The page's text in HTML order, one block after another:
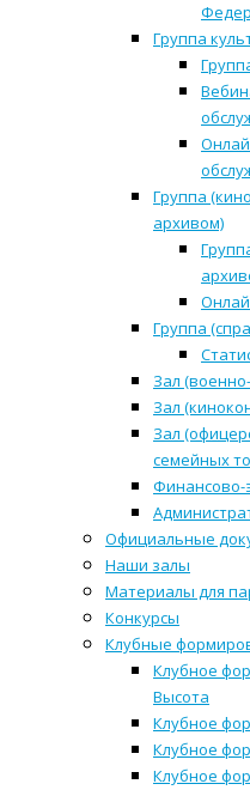
Группа
Группа
архивом)
Группа
Зал
Зал
Зал
семейных
Финансово-
Официальные
Наши залы
Материалы для
Конкурсы
Клубные
Клубное
Высота
Клубное
Клубное
Клубное